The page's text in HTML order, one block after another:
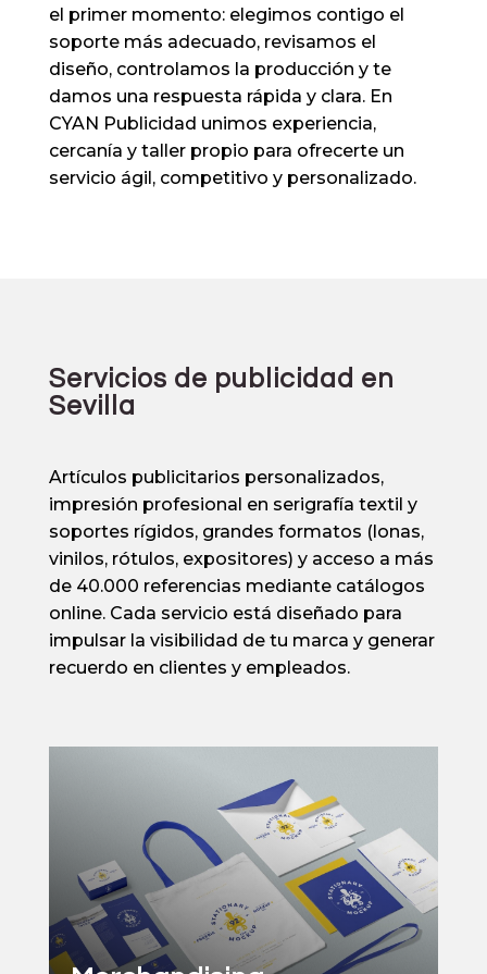
el primer momento: elegimos contigo el
soporte más adecuado, revisamos el
diseño, controlamos la producción y te
damos una respuesta rápida y clara. En
CYAN Publicidad unimos experiencia,
cercanía y taller propio para ofrecerte un
servicio ágil, competitivo y personalizado.
Servicios de publicidad en
Sevilla
Artículos publicitarios personalizados,
impresión profesional en serigrafía textil y
soportes rígidos, grandes formatos (lonas,
vinilos, rótulos, expositores) y acceso a más
de 40.000 referencias mediante catálogos
online. Cada servicio está diseñado para
impulsar la visibilidad de tu marca y generar
recuerdo en clientes y empleados.